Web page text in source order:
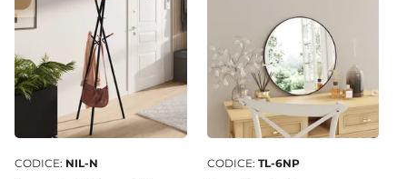
CODICE: NIL-N CODICE: TL-6NP